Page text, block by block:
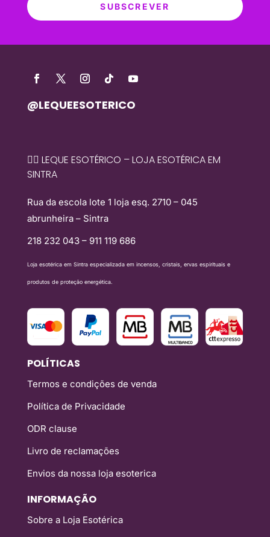
SUBSCREVER
@LEQUEESOTERICO
🧙‍♀️ LEQUE ESOTÉRICO – LOJA ESOTÉRICA EM
SINTRA
Rua da escola lote 1 loja esq. 2710 – 045
abrunheira – Sintra
218 232 043 – 911 119 686
Loja esotérica em Sintra especializada em incensos, cristais, ervas espirituais e
produtos de proteção energética.
POLÍTICAS
Termos e condições de venda
Política de Privacidade
ODR clause
Livro de reclamações
Envios da nossa loja esoterica
INFORMAÇÃO
Sobre a Loja Esotérica